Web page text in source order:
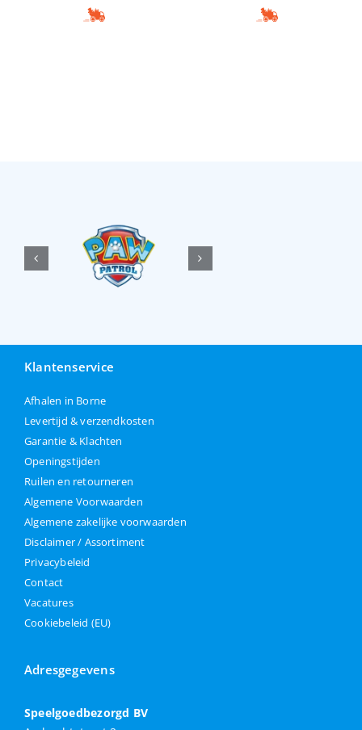
Klantenservice
Afhalen in Borne
Levertijd & verzendkosten
Garantie & Klachten
Openingstijden
Ruilen en retourneren
Algemene Voorwaarden
Algemene zakelijke voorwaarden
Disclaimer / Assortiment
Privacybeleid
Contact
Vacatures
Cookiebeleid (EU)
Adresgegevens
Speelgoedbezorgd BV